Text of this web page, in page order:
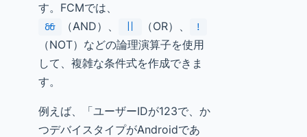
す。FCMでは、
&& （AND）、 （OR）、 !
（NOT）などの論理演算子を使用
して、複雑な条件式を作成できま
す。
例えば、「ユーザーIDが123で、か
つデバイスタイプがAndroidであ